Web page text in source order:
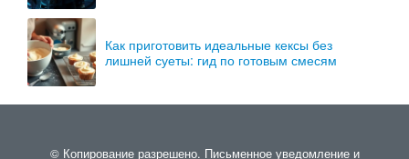
Как приготовить идеальные кексы без
лишней суеты: гид по готовым смесям
© Копирование разрешено. Письменное уведомление и